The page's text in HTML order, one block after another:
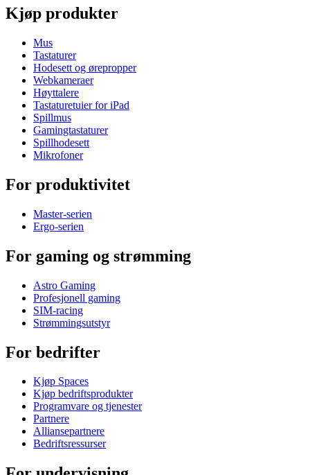
Kjøp produkter
Mus
Tastaturer
Hodesett og ørepropper
Webkameraer
Høyttalere
Tastaturetuier for iPad
Spillmus
Gamingtastaturer
Spillhodesett
Mikrofoner
For produktivitet
Master-serien
Ergo-serien
For gaming og strømming
Astro Gaming
Profesjonell gaming
SIM-racing
Strømmingsutstyr
For bedrifter
Kjøp Spaces
Kjøp bedriftsprodukter
Programvare og tjenester
Partnere
Alliansepartnere
Bedriftsressurser